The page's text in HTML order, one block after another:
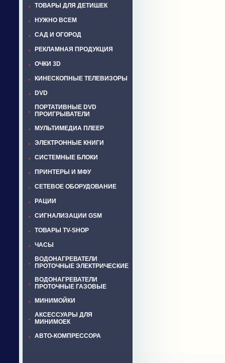
ТОВАРЫ ДЛЯ ДЕТИШЕК
НУЖНО ВСЕМ
САД И ОГОРОД
РЕКЛАМНАЯ ПРОДУКЦИЯ
ОЧКИ 3D
КИНЕСКОПНЫЕ ТЕЛЕВИЗОРЫ
DVD
ПОРТАТИВНЫЕ DVD
ПРОИГРЫВАТЕЛИ
МУЛЬТИМЕДИА ПЛЕЕР
ЭЛЕКТРОННЫЕ КНИГИ
СИСТЕМНЫЕ БЛОКИ
ПРИНТЕРЫ И МФУ
СЕТЕВОЕ ОБОРУДОВАНИЕ
РАЦИИ
СИГНАЛИЗАЦИИ GSM
ТОВАРЫ TV-SHOP
ЧАСЫ
ВОДОНАГРЕВАТЕЛИ
ПРОТОЧНЫЕ ЭЛЕКТРИЧЕСКИЕ
ВОДОНАГРЕВАТЕЛИ
ПРОТОЧНЫЕ ГАЗОВЫЕ
МИНИМОЙКИ
АКСЕССУАРЫ ДЛЯ
МИНИМОЕК
АВТО-КОМПРЕССОРА